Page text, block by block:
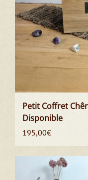
Petit Coffret
Disponible
195,00€